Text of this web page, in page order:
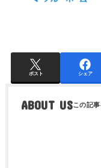
ポスト シェア
ABOUT US